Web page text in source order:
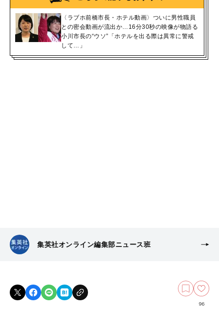
〈ラブホ前橋市長・ホテル動画〉ついに男性職員
との密会動画が流出か…16分30秒の映像が物語る
小川市長の“ウソ”「ホテルを出る際は異常に警戒
して…」
集英社オンライン編集部ニュース班
96